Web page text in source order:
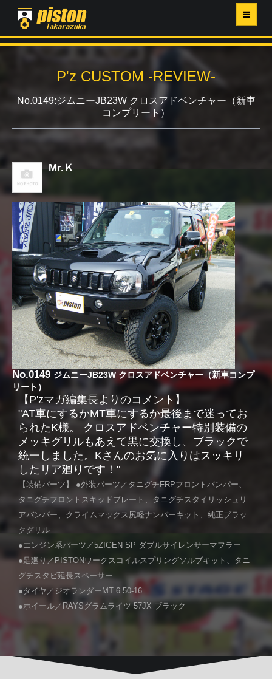
P'Z MAGAZINE
営業日・イベントカレンダー
店舗ご案内
P'z CUSTOM -REVIEW-
No.0149:ジムニーJB23W クロスアドベンチャー（新車
コンプリート）
Mr.Ｋ
No.0149 ジムニーJB23W クロスアドベンチャー（新車コンプ
リート）
【P'zマガ編集長よりのコメント】
"AT車にするかMT車にするか最後まで迷ってお
られたK様。 クロスアドベンチャー特別装備の
メッキグリルもあえて黒に交換し、ブラックで
統一しました。Kさんのお気に入りはスッキリ
したリア廻りです！"
【装備パーツ】 ●外装パーツ／タニグチFRPフロントバンパー、
タニグチフロントスキッドプレート、タニグチスタイリッシュリ
アバンパー、クライムマックス尻軽ナンバーキット、純正ブラッ
クグリル
●エンジン系パーツ／5ZIGEN SP ダブルサイレンサーマフラー
●足廻り／PISTONワークスコイルスプリングソルブキット、タニ
グチスタビ延長スペーサー
●タイヤ／ジオランダーMT 6.50-16
●ホイール／RAYSグラムライツ 57JX ブラック